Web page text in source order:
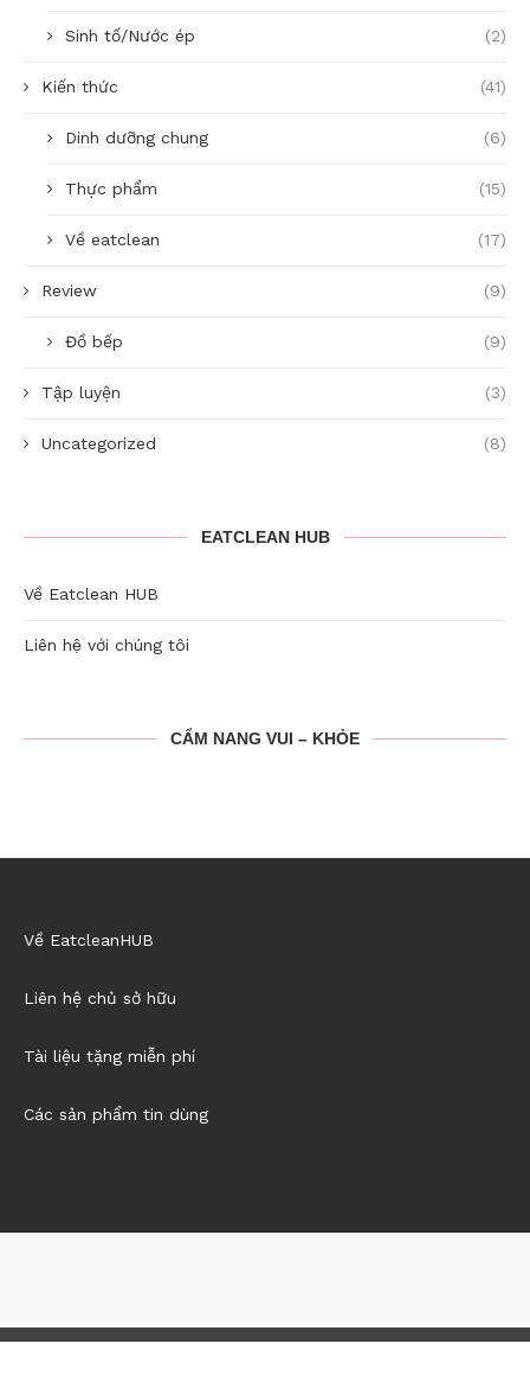
Sinh tố/Nước ép (2)
Kiến thức (41)
Dinh dưỡng chung (6)
Thực phẩm (15)
Về eatclean (17)
Review (9)
Đồ bếp (9)
Tập luyện (3)
Uncategorized (8)
EATCLEAN HUB
Về Eatclean HUB
Liên hệ với chúng tôi
CẨM NANG VUI – KHỎE
Về EatcleanHUB
Liên hệ chủ sở hữu
Tài liệu tặng miễn phí
Các sản phẩm tin dùng